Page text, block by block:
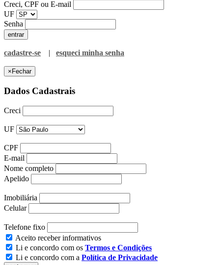
Creci, CPF ou E-mail
UF
Senha
cadastre-se | esqueci minha senha
× Fechar
Dados Cadastrais
Creci
UF
CPF
E-mail
Nome completo
Apelido
Imobiliária
Celular
Telefone fixo
Aceito receber informativos
Li e concordo com os Termos e Condições
Li e concordo com a Política de Privacidade